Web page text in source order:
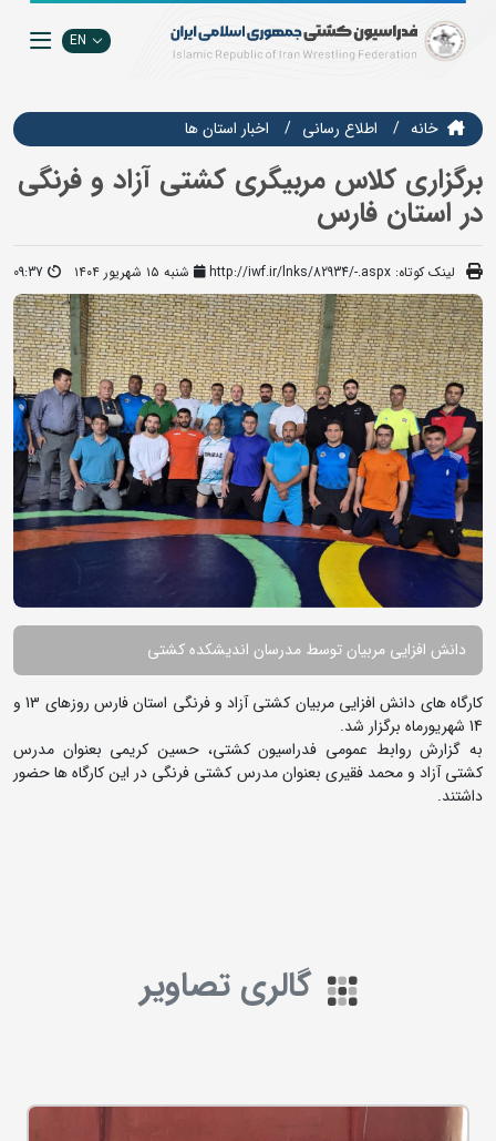
EN
خانه اطلاع رسانی اخبار استان ها
برگزاری کلاس مربیگری کشتی آزاد و فرنگی
در استان فارس
لینک کوتاه: http://iwf.ir/lnks/82934/-.aspx شنبه ۱۵ شهریور ۱۴۰۴ 09:37
دانش افزایی مربیان توسط مدرسان اندیشکده کشتی
کارگاه های دانش افزایی مربیان کشتی آزاد و فرنگی استان فارس روزهای 13 و
14 شهریورماه برگزار شد.
به گزارش روابط عمومی فدراسیون کشتی، حسین کریمی بعنوان مدرس
کشتی آزاد و محمد فقیری بعنوان مدرس کشتی فرنگی در این کارگاه ها حضور
داشتند.
گالری تصاویر